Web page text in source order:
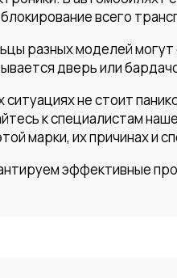
всего
разных моделей
дверь или
ситуациях не стоит
к специалистам
марки, их причинах и
эффективные